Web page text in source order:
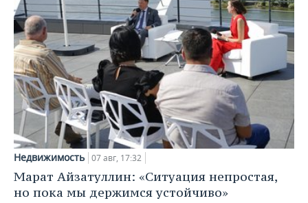
Недвижимость 07 авг, 17:32
Марат Айзатуллин: «Ситуация непростая,
но пока мы держимся устойчиво»